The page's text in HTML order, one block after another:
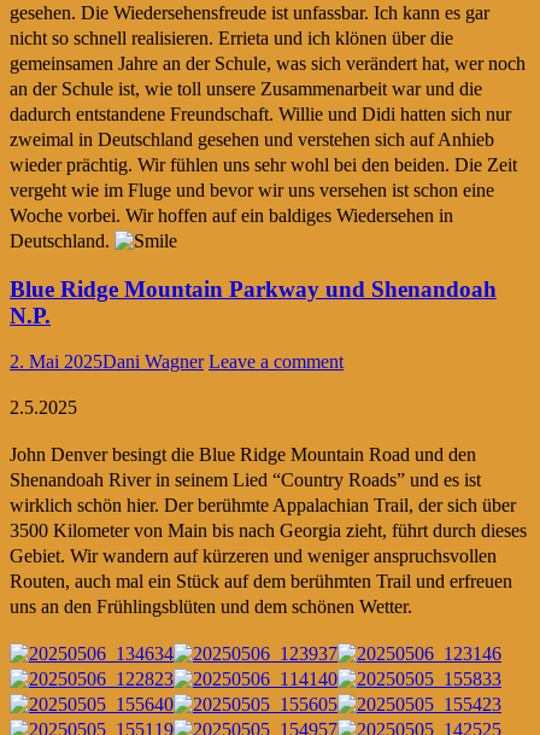
gesehen. Die Wiedersehensfreude ist unfassbar. Ich kann es gar
nicht so schnell realisieren. Errieta und ich klönen über die
gemeinsamen Jahre an der Schule, was sich verändert hat, wer noch
an der Schule ist, wie toll unsere Zusammenarbeit war und die
dadurch entstandene Freundschaft. Willie und Didi hatten sich nur
zweimal in Deutschland gesehen und verstehen sich auf Anhieb
wieder prächtig. Wir fühlen uns sehr wohl bei den beiden. Die Zeit
vergeht wie im Fluge und bevor wir uns versehen ist schon eine
Woche vorbei. Wir hoffen auf ein baldiges Wiedersehen in
Deutschland.
Blue Ridge Mountain Parkway und Shenandoah
N.P.
2. Mai 2025Dani Wagner Leave a comment
2.5.2025
John Denver besingt die Blue Ridge Mountain Road und den
Shenandoah River in seinem Lied “Country Roads” und es ist
wirklich schön hier. Der berühmte Appalachian Trail, der sich über
3500 Kilometer von Main bis nach Georgia zieht, führt durch dieses
Gebiet. Wir wandern auf kürzeren und weniger anspruchsvollen
Routen, auch mal ein Stück auf dem berühmten Trail und erfreuen
uns an den Frühlingsblüten und dem schönen Wetter.